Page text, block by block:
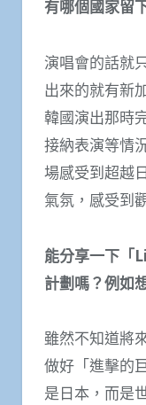
有哪個國家留
演唱會的話就
出來的就有新
韓國演出那時
接納表演等情
場感受到超越
氣氛，感受到
能分享一下「
計劃嗎？例如
雖然不知道將
做好「進擊的
是日本，而是